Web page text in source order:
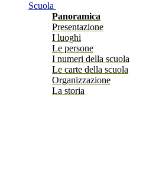
Scuola
Panoramica
Presentazione
I luoghi
Le persone
I numeri della scuola
Le carte della scuola
Organizzazione
La storia